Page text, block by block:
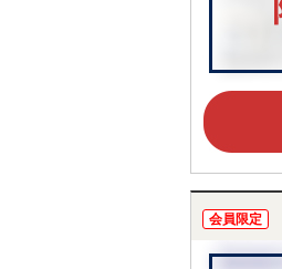
会員限定